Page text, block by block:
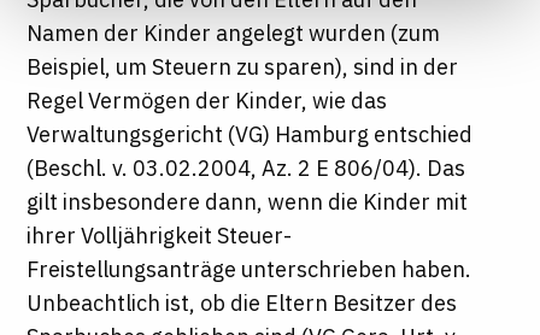
Informationen finden Sie in unseren
Datenschutzhinweisen
Namen der Kinder angelegt wurden (zum
Beispiel, um Steuern zu sparen), sind in der
Regel Vermögen der Kinder, wie das
Verwaltungsgericht (VG) Hamburg entschied
(Beschl. v. 03.02.2004, Az. 2 E 806/04). Das
gilt insbesondere dann, wenn die Kinder mit
ihrer Volljährigkeit Steuer-
Freistellungsanträge unterschrieben haben.
Unbeachtlich ist, ob die Eltern Besitzer des